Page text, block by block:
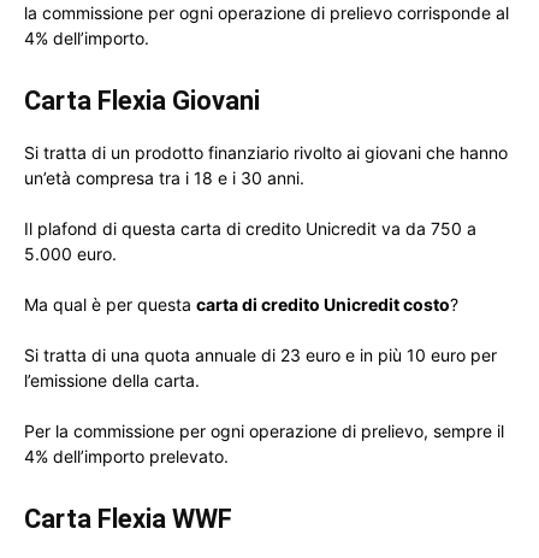
la commissione per ogni operazione di prelievo corrisponde al
4% dell’importo.
Carta Flexia Giovani
Si tratta di un prodotto finanziario rivolto ai giovani che hanno
un’età compresa tra i 18 e i 30 anni.
Il plafond di questa carta di credito Unicredit va da 750 a
5.000 euro.
Ma qual è per questa carta di credito Unicredit costo?
Si tratta di una quota annuale di 23 euro e in più 10 euro per
l’emissione della carta.
Per la commissione per ogni operazione di prelievo, sempre il
4% dell’importo prelevato.
Carta Flexia WWF